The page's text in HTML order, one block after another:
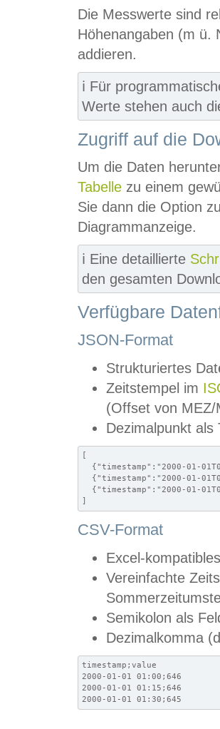
Die Messwerte sind
Höhenangaben (m ü.
addieren.
ℹ️ Für
Werte stehen auch
Zugriff auf die
Um die Daten
Tabelle zu einem
Sie dann die Option
Diagrammanzeige.
ℹ️ Eine detaillierte
den gesamten
Verfügbare
JSON-Format
Strukturiertes
Zeitstempel im
(Offset von MEZ/
Dezimalpunkt als
[
{"timestamp":"2000-01-
{"timestamp":"2000-01-
{"timestamp":"2000-01-
]
CSV-Format
Excel-
Vereinfachte
Semikolon als
Dezimalkomma
timestamp;value
2000-01-01 01:00;646
2000-01-01 01:15;646
2000-01-01 01:30;645